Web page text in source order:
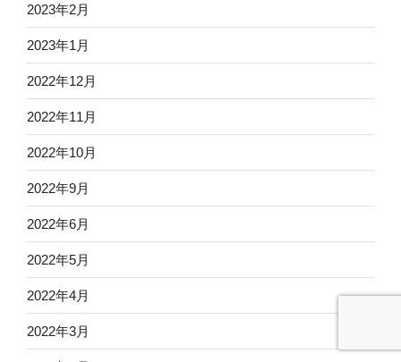
2023年2月
2023年1月
2022年12月
2022年11月
2022年10月
2022年9月
2022年6月
2022年5月
2022年4月
2022年3月